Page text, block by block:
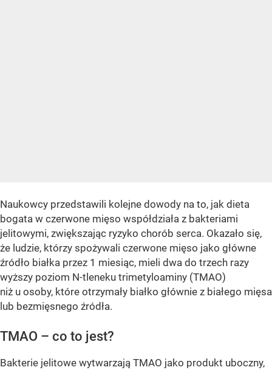
Naukowcy przedstawili kolejne dowody na to, jak dieta
bogata w czerwone mięso współdziała z bakteriami
jelitowymi, zwiększając ryzyko chorób serca. Okazało się,
że ludzie, którzy spożywali czerwone mięso jako główne
źródło białka przez 1 miesiąc, mieli dwa do trzech razy
wyższy poziom N-tleneku trimetyloaminy (TMAO)
niż u osoby, które otrzymały białko głównie z białego mięsa
lub bezmięsnego źródła.
TMAO – co to jest?
Bakterie jelitowe wytwarzają TMAO jako produkt uboczny,